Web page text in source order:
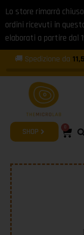
Lo store rimarrà
ordini ricevuti in
elaborati a partire dal
🚚 Spedizione da
SHOP 0